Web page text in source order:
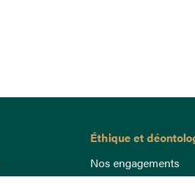
Éthique et
Nos engagements